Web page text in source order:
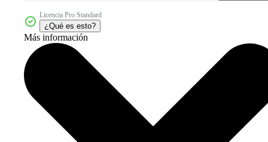
Licencia Pro Standard
¿Qué es esto?
Más información